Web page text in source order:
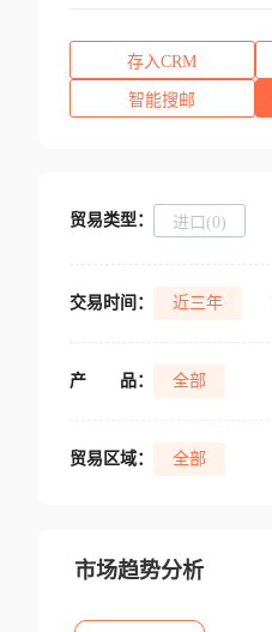
存入CRM
智能搜邮
贸易类型： 进口(0)
交易时间： 近三年
产 品： 全部
贸易区域： 全部
市场趋势分析